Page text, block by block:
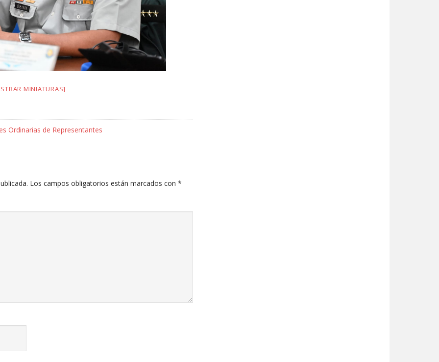
MINIATURAS]
Ordinarias de Representantes
Los campos obligatorios están marcados con *